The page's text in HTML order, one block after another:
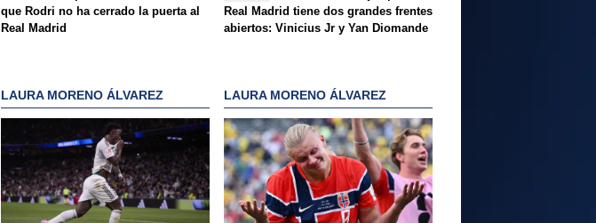
que Rodri no ha cerrado la puerta al
Real Madrid
Real Madrid tiene dos grandes frentes
abiertos: Vinicius Jr y Yan Diomande
LAURA MORENO ÁLVAREZ LAURA MORENO ÁLVAREZ